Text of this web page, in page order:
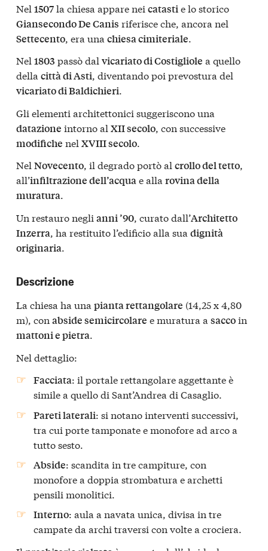
Nel 1507la chiesa appare nei catasti e lo storico
Giansecondo De Canis riferisce che, ancora nel
Settecento , era una chiesa cimiteriale
Nel 1803 passò dal vicariato di Costigliole a quello
della città di Asti, diventando poi prevostura del
vicariato di Baldichieri.
Gli elementi architettonici suggeriscono una
datazione intorno al XII secolo, con successive
modifiche nel XVIII secolo.
Nel Novecento, il degrado portò al crollo del tetto,
all’infiltrazione dell’acquae alla rovina della
muratura.
Un restauro negli anni ’90, curato dall’Architetto
Inzerra, ha restituito l’edificio alla sua dignità
originaria.
Descrizione
La chiesa ha una pianta rettangolare (14,25 x 4,80
m), con abside semicircolare e muratura a saccoin
mattoni e pietra.
Nel dettaglio:
Facciata: il portale rettangolare aggettante è
simile a quello di Sant’Andrea di Casaglio.
Pareti laterali: si notano interventi successivi,
tra cui porte tamponate e monofore ad arco a
tutto sesto.
Abside: scandita in tre campiture, con
monofore a doppia strombatura e archetti
pensili monolitici.
Interno: aula a navata unica, divisa in tre
campate da archi traversi con volte a crociera.